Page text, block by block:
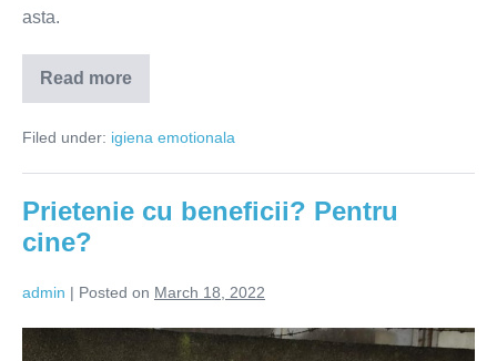
asta.
Read more
Îmi
pare
că
trecut
infidelitate!
Filed under: igiena emotionala
Prietenie cu beneficii? Pentru
cine?
admin | Posted on March 18, 2022
Prietenie